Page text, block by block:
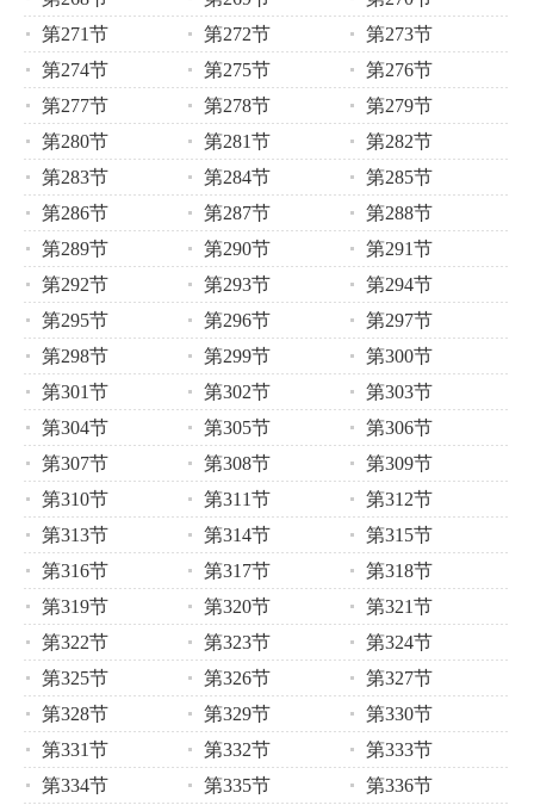
第271节
第272节
第273节
第274节
第275节
第276节
第277节
第278节
第279节
第280节
第281节
第282节
第283节
第284节
第285节
第286节
第287节
第288节
第289节
第290节
第291节
第292节
第293节
第294节
第295节
第296节
第297节
第298节
第299节
第300节
第301节
第302节
第303节
第304节
第305节
第306节
第307节
第308节
第309节
第310节
第311节
第312节
第313节
第314节
第315节
第316节
第317节
第318节
第319节
第320节
第321节
第322节
第323节
第324节
第325节
第326节
第327节
第328节
第329节
第330节
第331节
第332节
第333节
第334节
第335节 第336节